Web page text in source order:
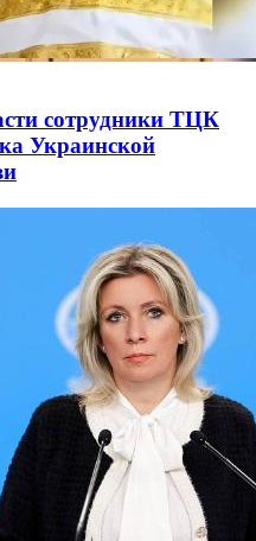
сотрудники ТЦК
Украинской